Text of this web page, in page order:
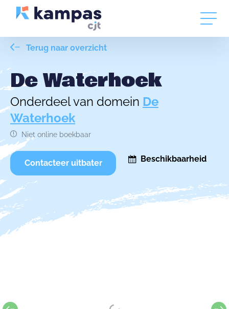
Terug naar overzicht
De Waterhoek
Onderdeel van domein De
Waterhoek
Niet online boekbaar
Contacteer uitbater Beschikbaarheid